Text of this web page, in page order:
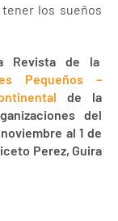
los sueños
Revista de la
Pequeños –
de la
del
al 1 de
Perez, Guira